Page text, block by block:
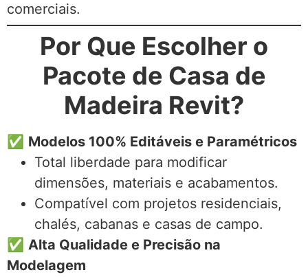
comerciais.
Por Que Escolher o
Pacote de Casa de
Madeira Revit?
✅ Modelos 100% Editáveis e Paramétricos
Total liberdade para modificar
dimensões, materiais e acabamentos.
Compatível com projetos residenciais,
chalés, cabanas e casas de campo.
✅ Alta Qualidade e Precisão na
Modelagem